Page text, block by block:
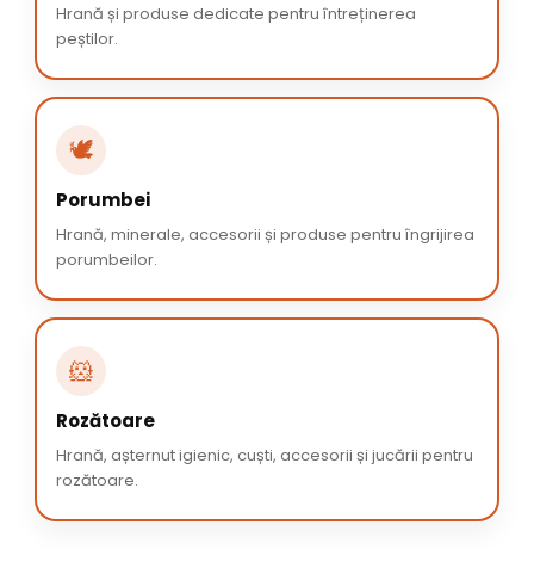
Hrană și produse dedicate pentru întreținerea
peștilor.
🕊️
Porumbei
Hrană, minerale, accesorii și produse pentru îngrijirea
porumbeilor.
🐹
Rozătoare
Hrană, așternut igienic, cuști, accesorii și jucării pentru
rozătoare.